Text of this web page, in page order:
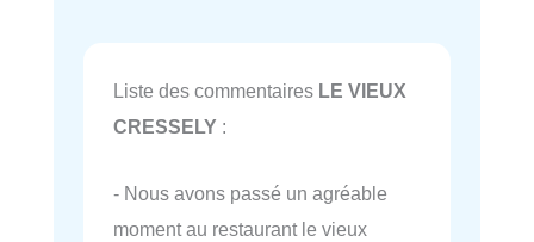
Liste des commentaires LE VIEUX
CRESSELY :
- Nous avons passé un agréable
moment au restaurant le vieux